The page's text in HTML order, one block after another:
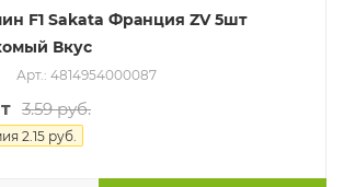
F1 Sakata Франция ZV 5шт
Вкус
Арт.: 4814954000087
3.59руб.
2.15 руб.